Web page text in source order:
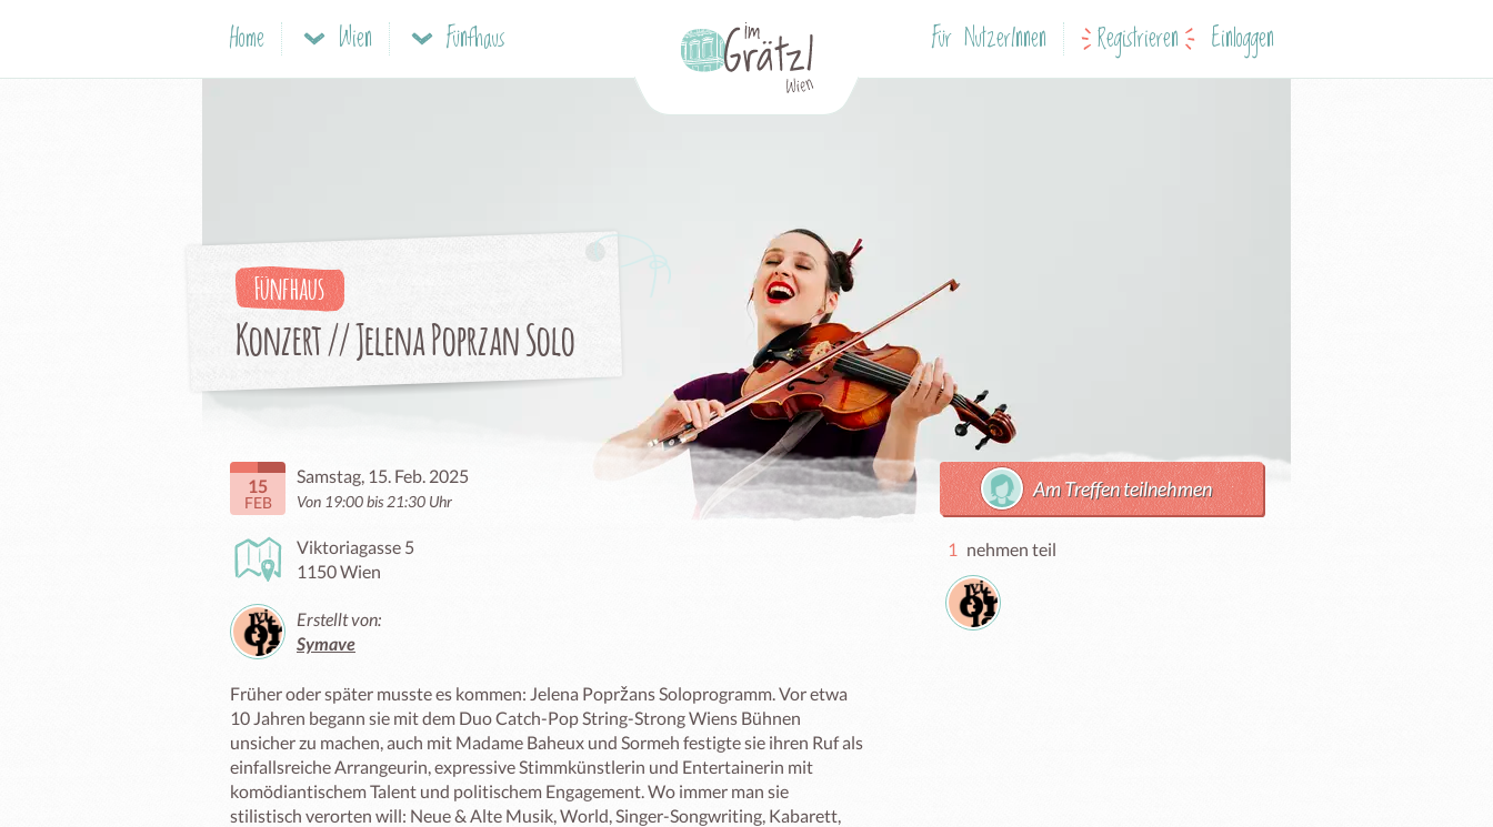
Home Wien Fünfhaus Für NutzerInnen Registrieren Einloggen
Fünfhaus
Konzert // Jelena Poprzan Solo
15
FEB
Samstag, 15. Feb. 2025
Von 19:00 bis 21:30 Uhr
Viktoriagasse 5
1150 Wien
Erstellt von:
Symave
Früher oder später musste es kommen: Jelena Popržans Soloprogramm. Vor etwa
10 Jahren begann sie mit dem Duo Catch-Pop String-Strong Wiens Bühnen
unsicher zu machen, auch mit Madame Baheux und Sormeh festigte sie ihren Ruf als
einfallsreiche Arrangeurin, expressive Stimmkünstlerin und Entertainerin mit
komödiantischem Talent und politischem Engagement. Wo immer man sie
stilistisch verorten will: Neue & Alte Musik, World, Singer-Songwriting, Kabarett,
Am Treffen teilnehmen
1 nehmen teil